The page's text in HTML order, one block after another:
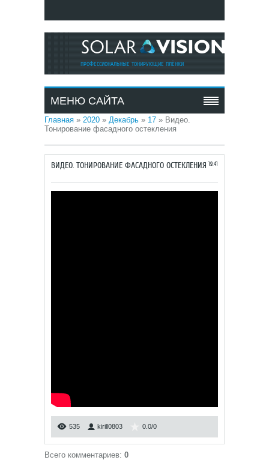
ПРОФЕССИОНАЛЬНЫЕ ТОНИРУЮЩИЕ ПЛЁНКИ
МЕНЮ САЙТА
Главная » 2020 » Декабрь » 17 » Видео.
Тонирование фасадного остекления
19:41
ВИДЕО. ТОНИРОВАНИЕ ФАСАДНОГО ОСТЕКЛЕНИЯ
535 kirill0803 0.0/0
Всего комментариев: 0